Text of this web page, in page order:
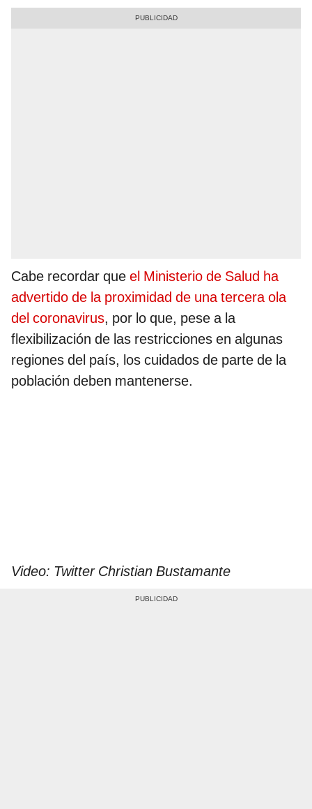
Cabe recordar que el Ministerio de Salud ha
advertido de la proximidad de una tercera ola
del coronavirus, por lo que, pese a la
flexibilización de las restricciones en algunas
regiones del país, los cuidados de parte de la
población deben mantenerse.
Video: Twitter Christian Bustamante